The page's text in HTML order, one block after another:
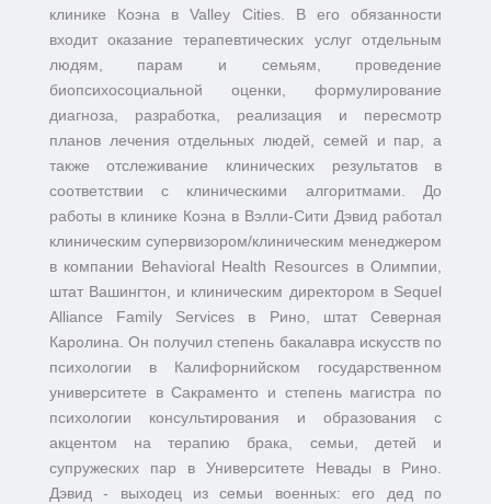
клинике Коэна в Valley Cities. В его обязанности
входит оказание терапевтических услуг отдельным
людям, парам и семьям, проведение
биопсихосоциальной оценки, формулирование
диагноза, разработка, реализация и пересмотр
планов лечения отдельных людей, семей и пар, а
также отслеживание клинических результатов в
соответствии с клиническими алгоритмами. До
работы в клинике Коэна в Вэлли-Сити Дэвид работал
клиническим супервизором/клиническим менеджером
в компании Behavioral Health Resources в Олимпии,
штат Вашингтон, и клиническим директором в Sequel
Alliance Family Services в Рино, штат Северная
Каролина. Он получил степень бакалавра искусств по
психологии в Калифорнийском государственном
университете в Сакраменто и степень магистра по
психологии консультирования и образования с
акцентом на терапию брака, семьи, детей и
супружеских пар в Университете Невады в Рино.
Дэвид - выходец из семьи военных: его дед по